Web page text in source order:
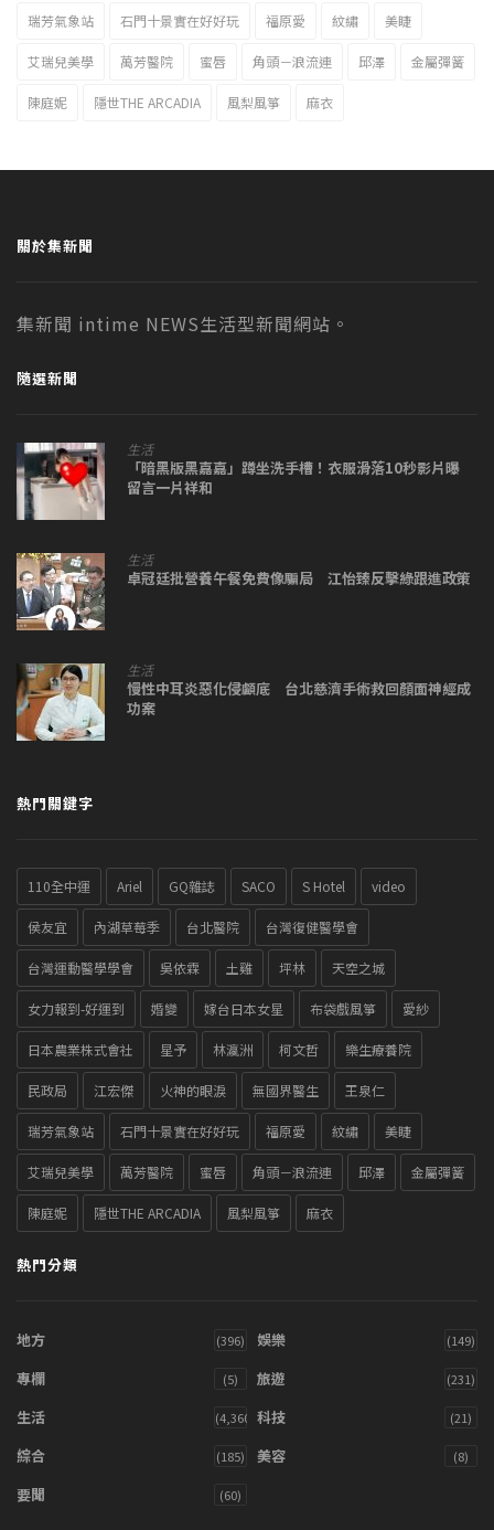
瑞芳氣象站 石門十景實在好好玩 福原愛 紋繡 美睫
艾瑞兒美學 萬芳醫院 蜜唇 角頭－浪流連 邱澤 金屬彈簧
陳庭妮 隱世THE ARCADIA 風梨風箏 麻衣
關於集新聞
集新聞 intime NEWS生活型新聞網站。
隨選新聞
生活
「暗黑版黑嘉嘉」蹲坐洗手槽！衣服滑落10秒影片曝
留言一片祥和
生活
卓冠廷批營養午餐免費像騙局 江怡臻反擊綠跟進政策
生活
慢性中耳炎惡化侵顱底 台北慈濟手術救回顏面神經成
功案
熱門關鍵字
110全中運 Ariel GQ雜誌 SACO S Hotel video
侯友宜 內湖草莓季 台北醫院 台灣復健醫學會
台灣運動醫學學會 吳依霖 土雞 坪林 天空之城
女力報到-好運到 婚變 嫁台日本女星 布袋戲風箏 愛紗
日本農業株式會社 星予 林瀛洲 柯文哲 樂生療養院
民政局 江宏傑 火神的眼淚 無國界醫生 王泉仁
瑞芳氣象站 石門十景實在好好玩 福原愛 紋繡 美睫
艾瑞兒美學 萬芳醫院 蜜唇 角頭－浪流連 邱澤 金屬彈簧
陳庭妮 隱世THE ARCADIA 風梨風箏 麻衣
熱門分類
地方 (396) 娛樂 (149)
專欄 (5) 旅遊 (231)
生活 (4,360) 科技 (21)
綜合 (185) 美容 (8)
要聞 (60)